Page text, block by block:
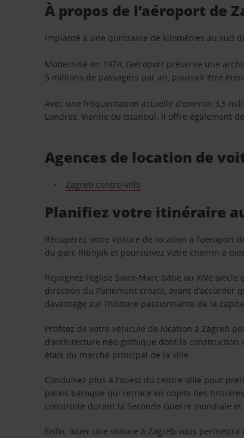
À propos de l’aéroport de
Implanté à une quinzaine de kilomètres au sud
Modernisé en 1974, l’aéroport présente une
5 millions de passagers par an, pourrait être
Avec une fréquentation actuelle d’environ 3,5
Londres, Vienne ou Istanbul. Il offre également
Agences de location de
Zagreb centre-ville
Planifiez votre itinéraire
Récupérez votre voiture de location à
du parc Ribnjak et poursuivez votre chemin à
Rejoignez l’église Saint-Marc bâtie au XIVe
direction du Parlement croate, avant d’accorder
davantage sur l’histoire passionnante de la
Profitez de votre véhicule de location à Zagreb
d’architecture néo-gothique dont la
étals du marché principal de la ville.
Conduisez plus à l’ouest du centre-ville pour
palais baroque qui retrace en objets des
construite durant la Seconde Guerre mondiale
Enfin, louer une voiture à Zagreb vous